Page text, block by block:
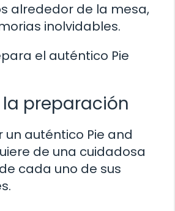
alrededor de la mesa,
inolvidables.
el auténtico Pie
la preparación
un auténtico Pie and
de una cuidadosa
cada uno de sus